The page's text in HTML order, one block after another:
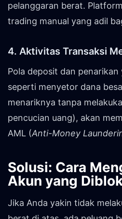
pelanggaran berat.
trading manual yang adil
4. Aktivitas Transaksi
Pola deposit dan
seperti menyetor dana
menariknya tanpa
pencucian uang), akan
AML (Anti-Money
Solusi: Cara
Akun yang
Jika Anda yakin tidak